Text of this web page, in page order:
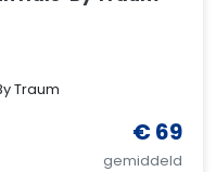
Traum
€ 69
gemiddeld